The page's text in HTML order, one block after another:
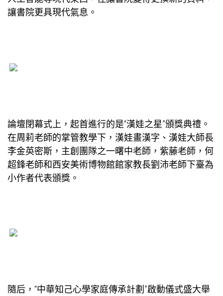
讓書院更具現代氣息。
論壇閉幕式上，起首進行的是“漢娃之星”頒獎典禮。
在周莉老師的掌管教學下，漢娃畫漢字、漢娃大師長
李金英密斯，主創團隊之一曙中老師，紫藤老師，何
超鋒老師和西安美術博物館館家教長劉沛老師下臺為
小作者代表頒獎。
隨后，“中華知己心學家庭傳承計劃”啟動儀式盛大舉